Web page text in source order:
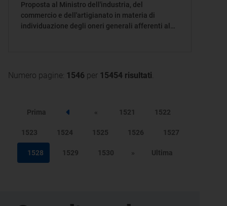
Proposta al Ministro dell'industria, del
commercio e dell'artigianato in materia di
individuazione degli oneri generali afferenti al
Numero pagine: 1546 per 15454 risultati.
Prima
Step precedente
« 1521 1522
1523 1524 1525 1526 1527
1528 1529 1530 » Ultima